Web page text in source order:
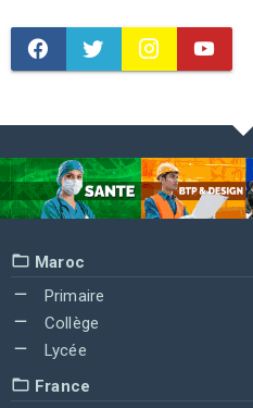
Maroc
Primaire
Collège
Lycée
France